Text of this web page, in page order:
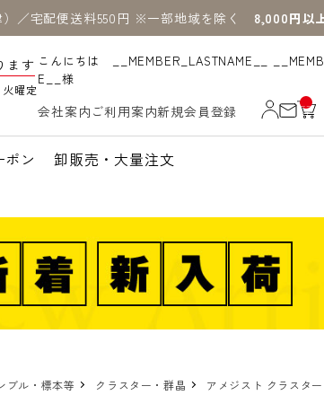
／宅配便送料550円 ※一部地域を除く 8,000円以
ます
曜定
こんにちは __MEMBER_LASTNAME__
E__様
会社案内 ご利用案内新規会員登録
__
IT
_C
ポン 卸販売・大量注文
ブル・標本等
クラスター・群晶
アメジスト クラスタ